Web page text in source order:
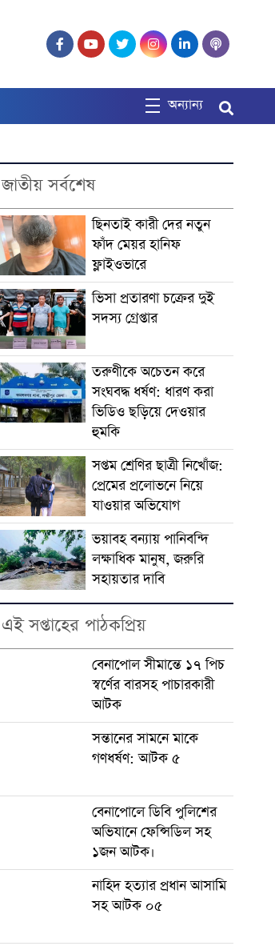
অন্যান্য
জাতীয় সর্বশেষ
ছিনতাই কারী দের নতুন
ফাঁদ মেয়র হানিফ
ফ্লাইওভারে
ভিসা প্রতারণা চক্রের দুই
সদস্য গ্রেপ্তার
তরুণীকে অচেতন করে
সংঘবদ্ধ ধর্ষণ: ধারণ করা
ভিডিও ছড়িয়ে দেওয়ার
হুমকি
সপ্তম শ্রেণির ছাত্রী নিখোঁজ:
প্রেমের প্রলোভনে নিয়ে
যাওয়ার অভিযোগ
ভয়াবহ বন্যায় পানিবন্দি
লক্ষাধিক মানুষ, জরুরি
সহায়তার দাবি
এই সপ্তাহের পাঠকপ্রিয়
বেনাপোল সীমান্তে ১৭ পিচ
স্বর্ণের বারসহ পাচারকারী
আটক
সন্তানের সামনে মাকে
গণধর্ষণ: আটক ৫
বেনাপোলে ডিবি পুলিশের
অভিযানে ফেন্সিডিল সহ
১জন আটক।
নাহিদ হত্যার প্রধান আসামি
সহ আটক ০৫